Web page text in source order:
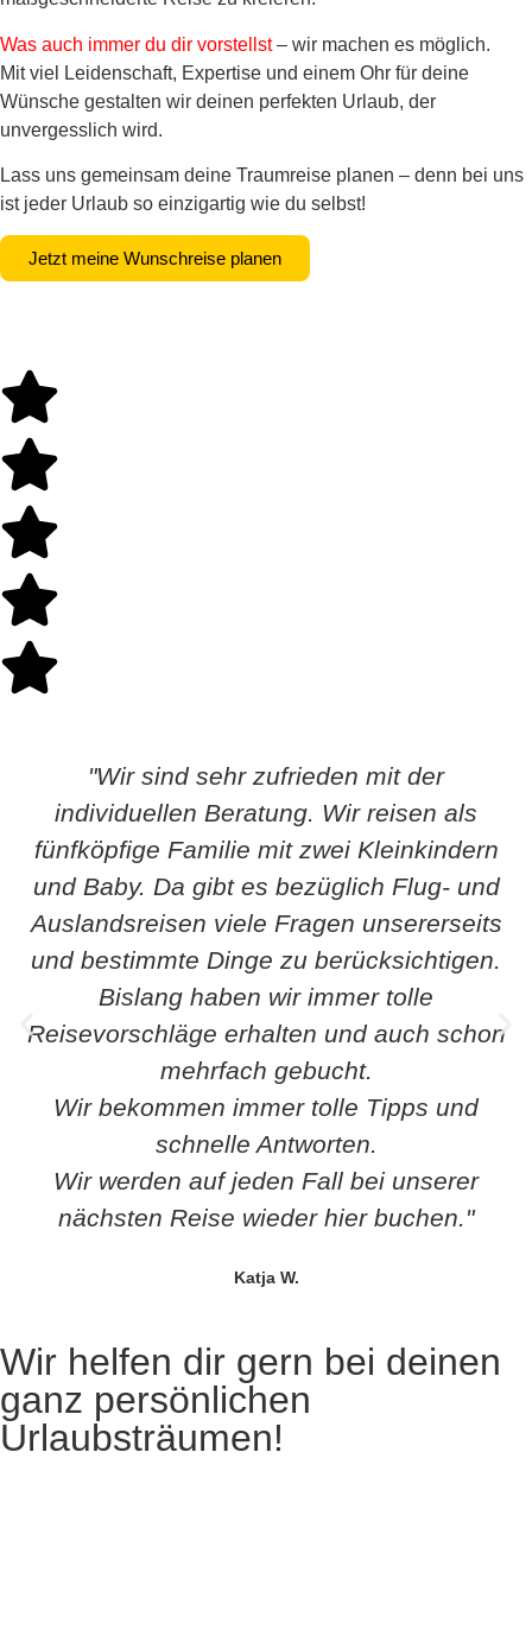
Was auch immer du dir vorstellst– wir machen es möglich.
Mit viel Leidenschaft, Expertise und einem Ohr für deine
Wünsche gestalten wir deinen perfekten Urlaub, der
unvergesslich wird.
Lass uns gemeinsam deine Traumreise planen – denn bei uns
ist jeder Urlaub so einzigartig wie du selbst!
Jetzt meine Wunschreise planen
"Wir sind sehr zufrieden mit der
individuellen Beratung. Wir reisen als
fünfköpfige Familie mit zwei Kleinkindern
und Baby. Da gibt es bezüglich Flug- und
Auslandsreisen viele Fragen unsererseits
und bestimmte Dinge zu berücksichtigen.
Bislang haben wir immer tolle
Reisevorschläge erhalten und auch schon
mehrfach gebucht.
Wir bekommen immer tolle Tipps und
schnelle Antworten.
Wir werden auf jeden Fall bei unserer
nächsten Reise wieder hier buchen."
Katja W.
Wir helfen dir gern bei deinen
ganz persönlichen
Urlaubsträumen!